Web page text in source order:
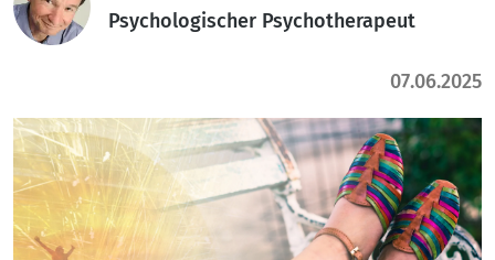
Psychologischer Psychotherapeut
07.06.2025